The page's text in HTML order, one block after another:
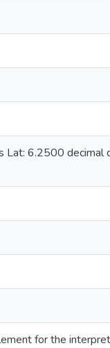
Lat: 6.2500
for the